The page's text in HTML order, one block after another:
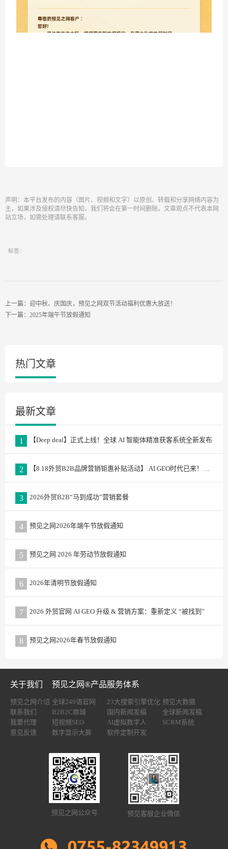
声明：本平台发布的内容（图片、视频和文字）以原创、转载和分享网络内容为
主，如果涉及侵权请尽快告知，我们将会在第一时间删除。文章观点不代表本网
站立场，如需处理请联系客服。
标签：
上一篇：迎中秋、庆国庆，预见之网双节活动福利优惠大放送！
下一篇：2025年端午节放假通知
热门文章
最新文章
1 【Deep deal】正式上线！全球 AI 智能体精准获客系统全新发布
2 【8.18外贸B2B品牌营销钜惠补贴活动】 AI GEO时代已来！预见之网老客户专属升级计划重磅发布
3 2026外贸B2B“马到成功”营销套餐
4 预见之网2026年端午节放假通知
5 预见之网 2026 年劳动节放假通知
6 2026年清明节放假通知
7 2026 外贸官网 AI GEO 升级 & 营销方案：重新定义 “被找到”
8 预见之网2026年春节放假通知
关于我们
预见之网介绍
联系我们
我要代理
意见反馈
预见之网®产品服务体系
全球249语官网 23大搜索引擎优化 预见大数据
B2B2C商城
国内新闻发稿
全球新闻发稿
短视频SEO
AI虚拟数字人
SCRM系统
数字显示大屏
软件定制开发
预见之网公众号 预见客服企业微信